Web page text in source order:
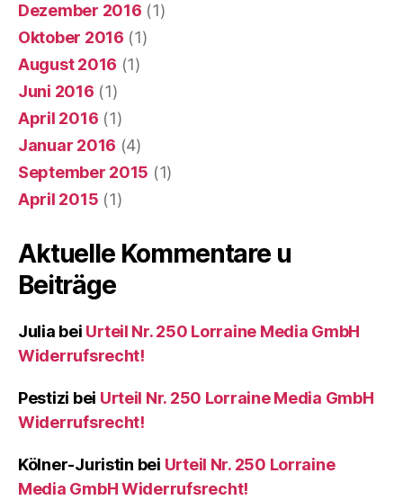
Dezember 2016 (1)
Oktober 2016 (1)
August 2016 (1)
Juni 2016 (1)
April 2016 (1)
Januar 2016 (4)
September 2015 (1)
April 2015 (1)
Aktuelle Kommentare u
Beiträge
Julia bei Urteil Nr. 250 Lorraine Media GmbH
Widerrufsrecht!
Pestizi bei Urteil Nr. 250 Lorraine Media GmbH
Widerrufsrecht!
Kölner-Juristin bei Urteil Nr. 250 Lorraine
Media GmbH Widerrufsrecht!